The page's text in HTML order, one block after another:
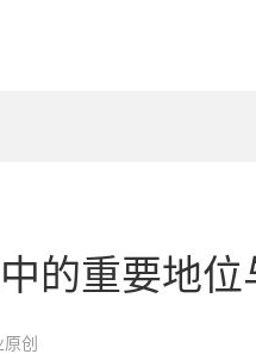
的重要地位
创